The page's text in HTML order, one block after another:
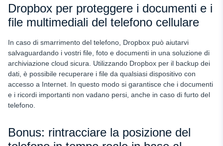
Dropbox per proteggere i documenti e i
file multimediali del telefono cellulare
In caso di smarrimento del telefono, Dropbox può aiutarvi
salvaguardando i vostri file, foto e documenti in una soluzione di
archiviazione cloud sicura. Utilizzando Dropbox per il backup dei
dati, è possibile recuperare i file da qualsiasi dispositivo con
accesso a Internet. In questo modo si garantisce che i documenti
e i ricordi importanti non vadano persi, anche in caso di furto del
telefono.
Bonus: rintracciare la posizione del